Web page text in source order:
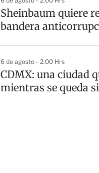
Sheinbaum quiere
bandera
6 de agosto - 2:00 Hrs
CDMX: una ciudad
mientras se queda